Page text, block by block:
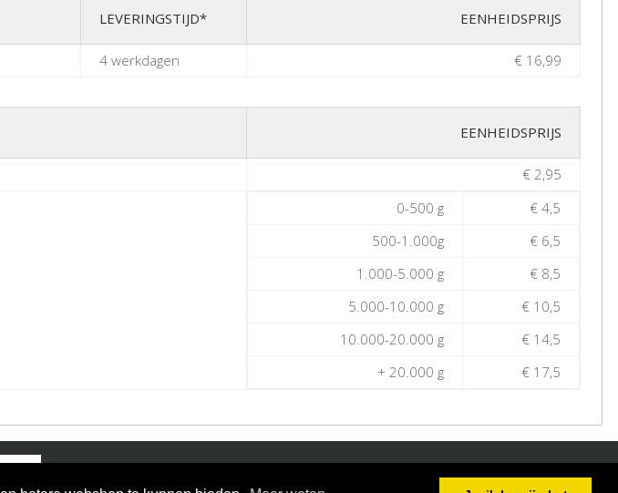
LEVERINGSTIJD* EENHEIDSPRIJS
4 werkdagen € 16,99
EENHEIDSPRIJS
€ 2,95
0-500 g
€ 4,5
500-1.000g
€ 6,5
1.000-5.000 g
€ 8,5
5.000-10.000 g
€ 10,5
10.000-20.000 g
€ 14,5
+ 20.000 g
€ 17,5
Powered by H. De Beukelaer nv - Boomsesteenweg 77 - B-2630 Aartselaar - BE0404.880.077